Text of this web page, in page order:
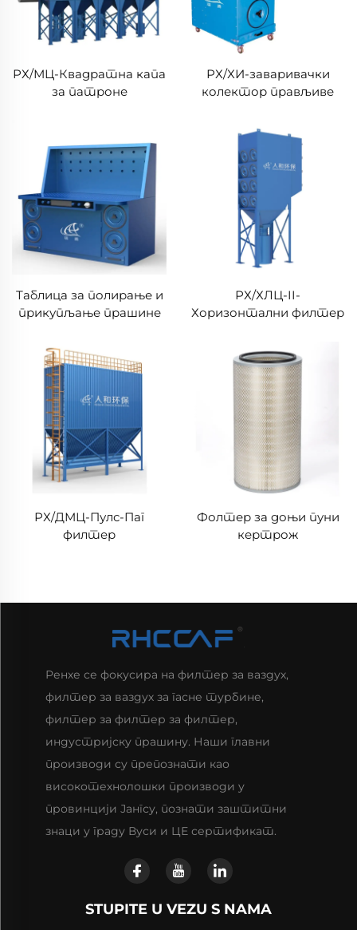
РХ/МЦ-Квадратна капа
за патроне
РХ/ХИ-заваривачки
колектор прављиве
Таблица за полирање и
прикупљање прашине
РХ/ХЛЦ-II-
Хоризонтални филтер
РХ/ДМЦ-Пулс-Паг
филтер
Фолтер за доњи пуни
кертрож
Ренхе се фокусира на филтер за ваздух,
филтер за ваздух за гасне турбине,
филтер за филтер за филтер,
индустријску прашину. Наши главни
производи су препознати као
високотехнолошки производи у
провинцији Јангсу, познати заштитни
знаци у граду Вуси и ЦЕ сертификат.
STUPITE U VEZU S NAMA